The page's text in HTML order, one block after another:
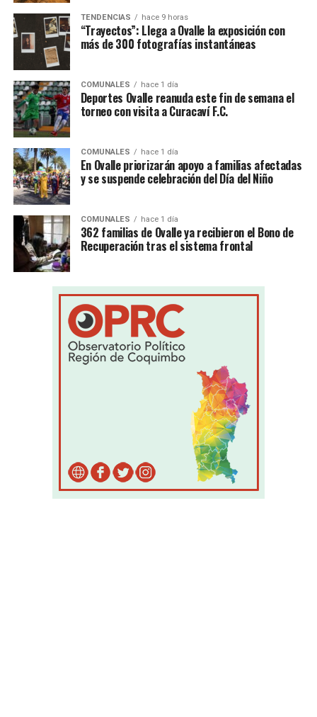
TENDENCIAS hace 9 horas
“Trayectos”: Llega a Ovalle la exposición con
más de 300 fotografías instantáneas
COMUNALES hace 1 día
Deportes Ovalle reanuda este fin de semana el
torneo con visita a Curacaví F.C.
COMUNALES hace 1 día
En Ovalle priorizarán apoyo a familias afectadas
y se suspende celebración del Día del Niño
COMUNALES hace 1 día
362 familias de Ovalle ya recibieron el Bono de
Recuperación tras el sistema frontal